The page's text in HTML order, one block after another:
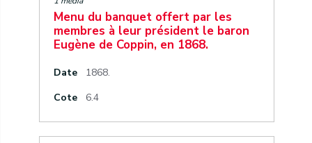
Menu du banquet offert par les
membres à leur président le baron
Eugène de Coppin, en 1868.
Date
1868.
Cote
6.4